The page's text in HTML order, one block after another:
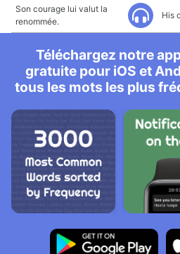
Son courage lui valut la
renommée.
His
Téléchargez notre
gratuite pour iOS et
tous les mots les plus